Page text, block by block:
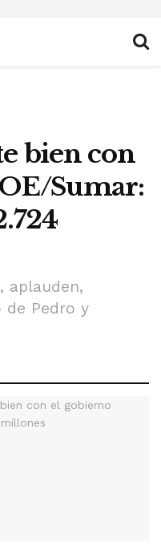
bien con
Sumar:
aplauden,
Pedro y